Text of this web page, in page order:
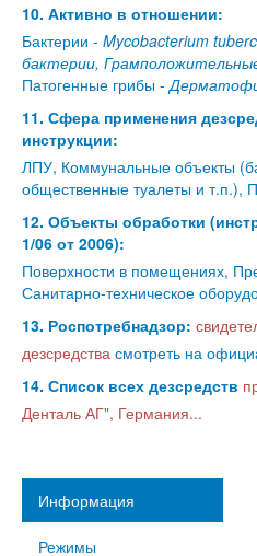
10. Активно в отношении:
Бактерии - Mycobacterium
бактерии,
Патогенные грибы -
11. Сфера применения
инструкции:
ЛПУ, Коммунальные объекты
общественные туалеты и т.п.),
12. Объекты обработки
1/06 от 2006):
Поверхности в помещениях,
Санитарно-техническое
13. Роспотребнадзор:
дезсредства смотреть на
14. Список всех дезсредств
Денталь АГ", Германия...
Информация
Режимы